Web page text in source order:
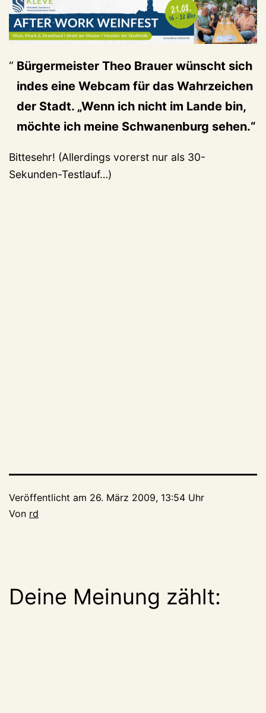
Bürgermeister Theo Brauer wünscht sich
indes eine Webcam für das Wahrzeichen
der Stadt. „Wenn ich nicht im Lande bin,
möchte ich meine Schwanenburg sehen.“
Bittesehr! (Allerdings vorerst nur als 30-
Sekunden-Testlauf…)
Veröffentlicht am 26. März 2009, 13:54 Uhr
Von rd
Deine Meinung zählt: